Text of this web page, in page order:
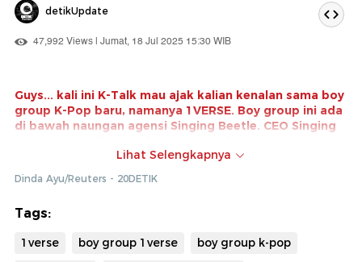
detikUpdate
47,992 Views | Jumat, 18 Jul 2025 15:30 WIB
Guys... kali ini K-Talk mau ajak kalian kenalan sama boy
group K-Pop baru, namanya 1VERSE. Boy group ini ada
di bawah naungan agensi Singing Beetle. CEO Singing
A&R executive di SM Entertainment. Kalau melihat
keterangan di akun Instagram-nya, Michelle Cho
menyebut dirinya juga penulis lagu untuk Baekhyun,
latar belakang menarik para membernya. Hyuk dan Seok
Lihat Selengkapnya
Dinda Ayu/Reuters - 20DETIK
Tags:
1verse boy group 1verse
boy group k-pop